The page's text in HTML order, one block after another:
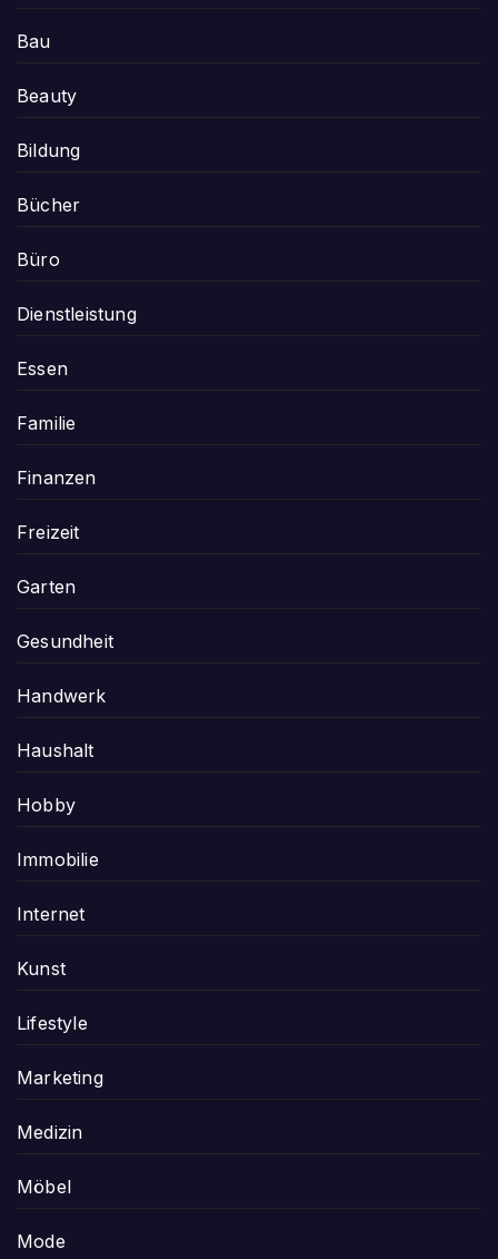
Bau
Beauty
Bildung
Bücher
Büro
Dienstleistung
Essen
Familie
Finanzen
Freizeit
Garten
Gesundheit
Handwerk
Haushalt
Hobby
Immobilie
Internet
Kunst
Lifestyle
Marketing
Medizin
Möbel
Mode